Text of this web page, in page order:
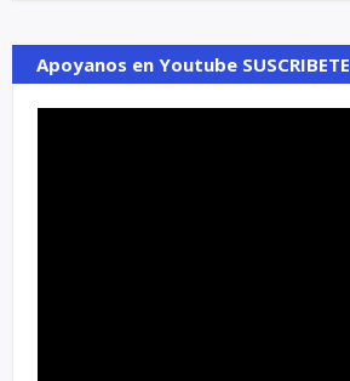
Apoyanos en Youtube SUSCRIBETE